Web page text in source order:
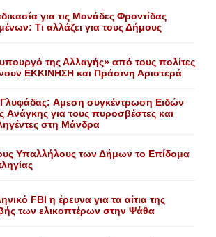
για τις Mονάδες Φροντίδας
Tι αλλάζει για τους Δήμους
της Αλλαγής» από τους πολίτες
EKKINHΣΗ και Πράσινη Αριστερά
Aμεση συγκέντρωση Eιδών
Aνάγκης για τους πυροσβέστες και
στη Mάνδρα
Yπαλλήλους των Δήμων το Eπίδομα
FBI η έρευνα για τα αίτια της
των ελικοπτέρων στην Ψάθα